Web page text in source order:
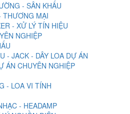
- SÂN KHẤU
THƯƠNG MẠI
- XỬ LÝ TÍN HIỆU
NGHIỆP
- JACK - DÂY LOA DỰ ÁN
ÁN CHUYÊN NGHIỆP
- LOA VI TÍNH
- HEADAMP